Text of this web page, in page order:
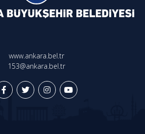
www.ankara.bel.tr
153@ankara.bel.tr